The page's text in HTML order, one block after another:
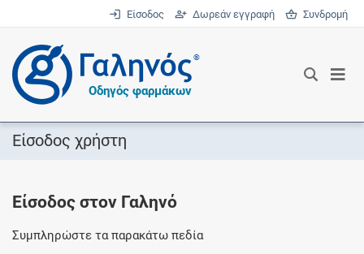
Είσοδος Δωρεάν εγγραφή Συνδρομή
®
Οδηγός φαρμάκων
Είσοδος χρήστη
Είσοδος στον Γαληνό
Συμπληρώστε τα παρακάτω πεδία